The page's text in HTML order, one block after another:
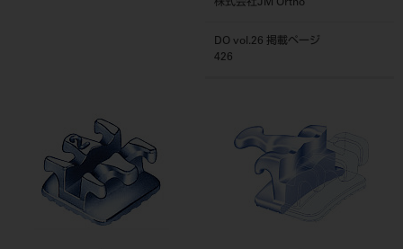
株式会社JM Ortho
DO vol.26 掲載ページ
426